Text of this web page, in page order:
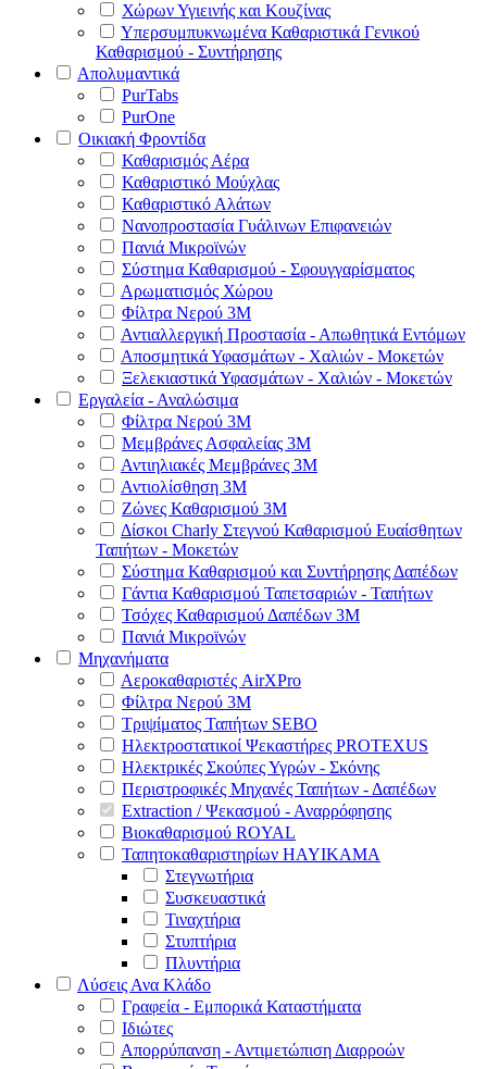
Χώρων Υγιεινής και Κουζίνας
Υπερσυμπυκνωμένα Καθαριστικά Γενικού
Καθαρισμού - Συντήρησης
Απολυμαντικά
PurTabs
PurOne
Οικιακή Φροντίδα
Καθαρισμός Αέρα
Καθαριστικό Μούχλας
Καθαριστικό Αλάτων
Νανοπροστασία Γυάλινων Επιφανειών
Πανιά Μικροϊνών
Σύστημα Καθαρισμού - Σφουγγαρίσματος
Αρωματισμός Χώρου
Φίλτρα Νερού 3Μ
Αντιαλλεργική Προστασία - Απωθητικά Εντόμων
Αποσμητικά Υφασμάτων - Χαλιών - Μοκετών
Ξελεκιαστικά Υφασμάτων - Χαλιών - Μοκετών
Εργαλεία - Αναλώσιμα
Φίλτρα Νερού 3Μ
Μεμβράνες Ασφαλείας 3Μ
Αντιηλιακές Μεμβράνες 3Μ
Αντιολίσθηση 3Μ
Ζώνες Καθαρισμού 3Μ
Δίσκοι Charly Στεγνού Καθαρισμού Ευαίσθητων
Ταπήτων - Μοκετών
Σύστημα Καθαρισμού και Συντήρησης Δαπέδων
Γάντια Καθαρισμού Ταπετσαριών - Ταπήτων
Τσόχες Καθαρισμού Δαπέδων 3Μ
Πανιά Μικροϊνών
Μηχανήματα
Αεροκαθαριστές AirXPro
Φίλτρα Νερού 3M
Τριψίματος Ταπήτων SEBO
Ηλεκτροστατικοί Ψεκαστήρες PROTEXUS
Ηλεκτρικές Σκούπες Υγρών - Σκόνης
Περιστροφικές Μηχανές Ταπήτων - Δαπέδων
Extraction / Ψεκασμού - Αναρρόφησης
Βιοκαθαρισμού ROYAL
Ταπητοκαθαριστηρίων HAYIKAMA
Στεγνωτήρια
Συσκευαστικά
Τιναχτήρια
Στυπτήρια
Πλυντήρια
Λύσεις Ανα Κλάδο
Γραφεία - Εμπορικά Καταστήματα
Ιδιώτες
Απορρύπανση - Αντιμετώπιση Διαρροών